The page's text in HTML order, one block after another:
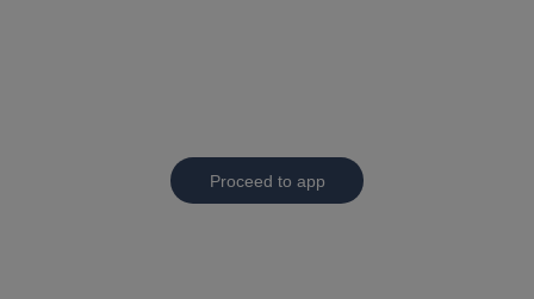
Proceed to app